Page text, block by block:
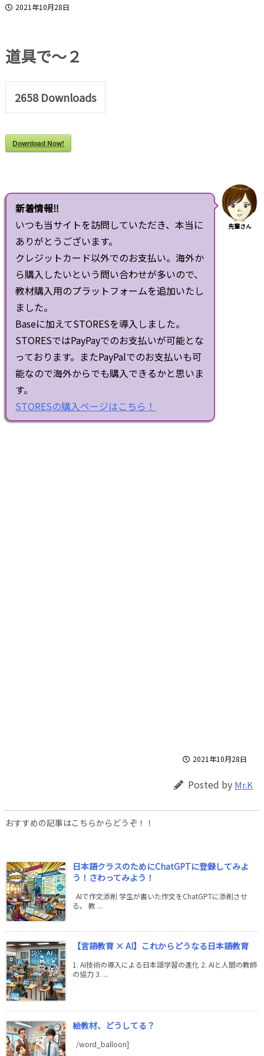
2021年10月28日
道具で～２
2658Downloads
Download Now!
新着情報‼
いつも当サイトを訪問していただき、本当に
ありがとうございます。
クレジットカード以外でのお支払い。海外か
ら購入したいという問い合わせが多いので、
教材購入用のプラットフォームを追加いたし
ました。
Baseに加えてSTORESを導入しました。
STORESではPayPayでのお支払いが可能とな
っております。またPayPalでのお支払いも可
能なので海外からでも購入できるかと思いま
す。
STORESの購入ページはこちら！
先輩さん
2021年10月28日
Posted by Mr.K
おすすめの記事はこちらからどうぞ！！
日本語クラスのためにChatGPTに登録してみよ
う！さわってみよう！
AIで作文添削 学生が書いた作文をChatGPTに添削させ
る。 教 ...
【言語教育 × AI】これからどうなる日本語教育
1. AI技術の導入による日本語学習の進化 2. AIと人間の教師
の協力 3. ...
絵教材、どうしてる？
/word_balloon]